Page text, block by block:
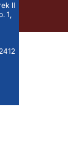
II
1,